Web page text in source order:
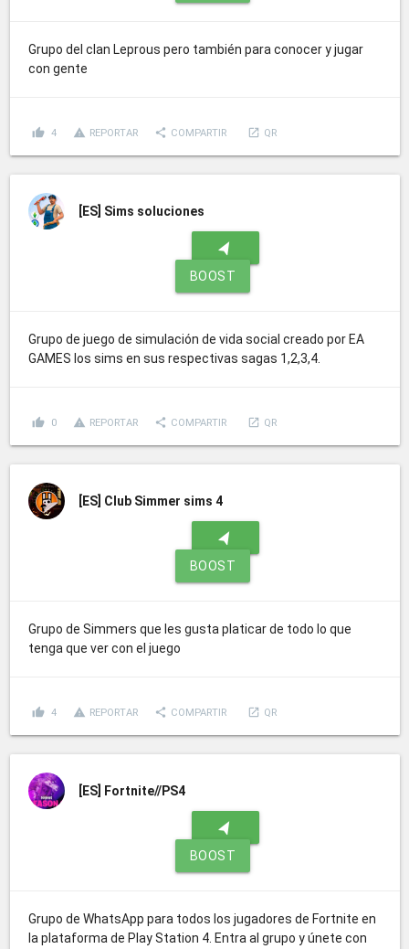
Grupo del clan Leprous pero también para conocer y jugar
con gente
thumb_up 4 report_problem REPORTAR share COMPARTIR launch QR
[ES] Sims soluciones
navigation
BOOST
Grupo de juego de simulación de vida social creado por EA
GAMES los sims en sus respectivas sagas 1,2,3,4.
thumb_up 0 report_problem REPORTAR share COMPARTIR launch QR
[ES] Club Simmer sims 4
navigation
BOOST
Grupo de Simmers que les gusta platicar de todo lo que
tenga que ver con el juego
thumb_up 4 report_problem REPORTAR share COMPARTIR launch QR
[ES] Fortnite//PS4
navigation
BOOST
Grupo de WhatsApp para todos los jugadores de Fortnite en
la plataforma de Play Station 4. Entra al grupo y únete con